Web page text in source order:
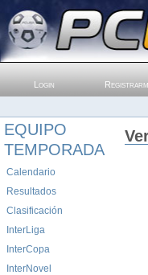
Login
EQUIPO
TEMPORADA
Calendario
Resultados
Clasificación
InterLiga
InterCopa
InterNovel